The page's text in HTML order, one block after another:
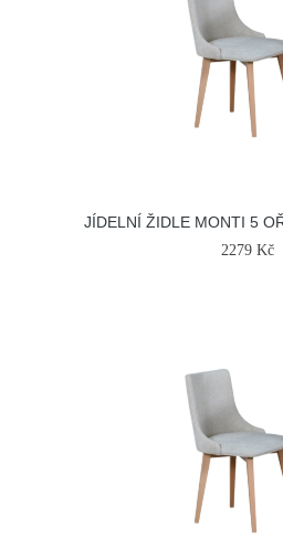
JÍDELNÍ ŽIDLE MONTI 5
2279 Kč